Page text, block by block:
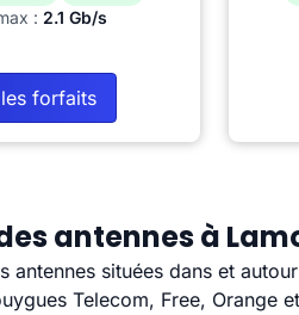
: 2.1 Gb/s
forfaits
antennes à
antennes situées dans et
Telecom, Free, Orange